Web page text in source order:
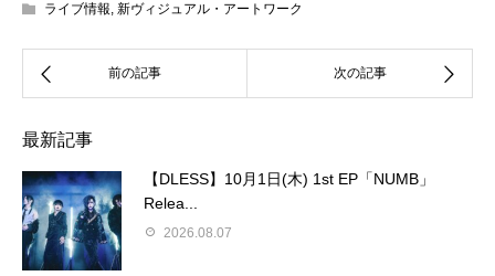
ライブ情報, 新ヴィジュアル・アートワーク
最新記事
【DLESS】10月1日(木) 1st EP「NUMB」
Relea...
2026.08.07